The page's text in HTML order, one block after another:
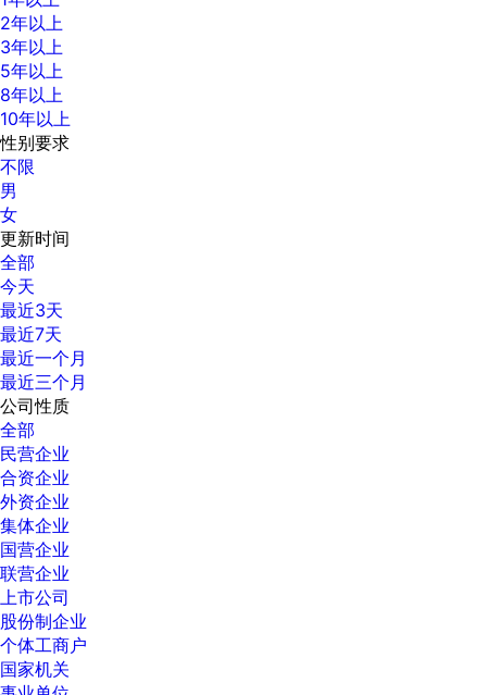
2年以上
3年以上
5年以上
8年以上
10年以上
性别要求
不限
男
女
更新时间
全部
今天
最近3天
最近7天
最近一个月
最近三个月
公司性质
全部
民营企业
合资企业
外资企业
集体企业
国营企业
联营企业
上市公司
股份制企业
个体工商户
国家机关